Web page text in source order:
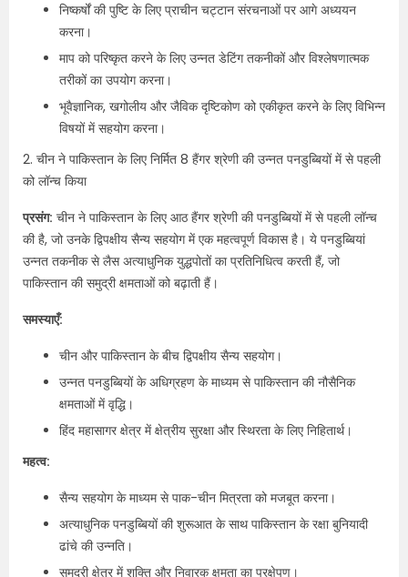
निष्कर्षों की पुष्टि के लिए प्राचीन चट्टान संरचनाओं पर आगे अध्ययन
करना।
माप को परिष्कृत करने के लिए उन्नत डेटिंग तकनीकों और विश्लेषणात्मक
तरीकों का उपयोग करना।
भूवैज्ञानिक, खगोलीय और जैविक दृष्टिकोण को एकीकृत करने के लिए विभिन्न
विषयों में सहयोग करना।
2. चीन ने पाकिस्तान के लिए निर्मित 8 हैंगर श्रेणी की उन्नत पनडुब्बियों में से पहली
को लॉन्च किया
प्रसंग: चीन ने पाकिस्तान के लिए आठ हैंगर श्रेणी की पनडुब्बियों में से पहली लॉन्च
की है, जो उनके द्विपक्षीय सैन्य सहयोग में एक महत्वपूर्ण विकास है। ये पनडुब्बियां
उन्नत तकनीक से लैस अत्याधुनिक युद्धपोतों का प्रतिनिधित्व करती हैं, जो
पाकिस्तान की समुद्री क्षमताओं को बढ़ाती हैं।
समस्याएँ:
चीन और पाकिस्तान के बीच द्विपक्षीय सैन्य सहयोग।
उन्नत पनडुब्बियों के अधिग्रहण के माध्यम से पाकिस्तान की नौसैनिक
क्षमताओं में वृद्धि।
हिंद महासागर क्षेत्र में क्षेत्रीय सुरक्षा और स्थिरता के लिए निहितार्थ।
महत्व:
सैन्य सहयोग के माध्यम से पाक-चीन मित्रता को मजबूत करना।
अत्याधुनिक पनडुब्बियों की शुरूआत के साथ पाकिस्तान के रक्षा बुनियादी
ढांचे की उन्नति।
समुद्री क्षेत्र में शक्ति और निवारक क्षमता का प्रक्षेपण।